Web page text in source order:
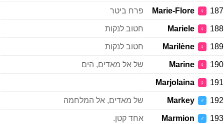
187
♀
Marie-Flore פרח ביטר
188
♀
Mariele חטוב לנקות
189
♀
Marilène חטוב לנקות
190
♀
Marine של אל מאדים, הים
191
♀
Marjolaina
192
♂
Markey של מאדים, אל המלחמה
193
♂
Marmion אחד קטן.